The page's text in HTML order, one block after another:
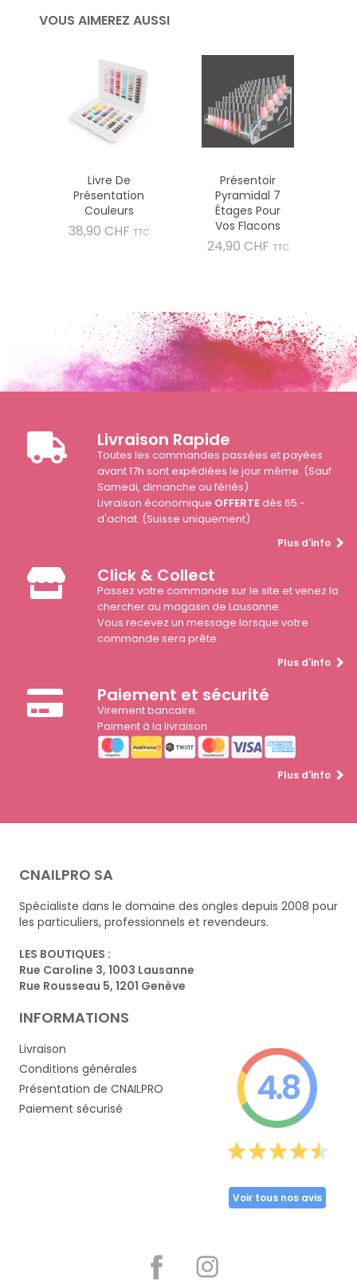
VOUS AIMEREZ AUSSI
Livre De
Présentation
Couleurs
38,90 CHF Prix
TTC
Présentoir
Pyramidal 7
Étages Pour
Vos Flacons
24,90 CHF Prix
TTC
Livraison Rapide
Toutes les commandes passées et payées
avant 17h sont expédiées le jour même. (Sauf
Samedi, dimanche ou fériés)
Livraison économique OFFERTEdès 65.-
d'achat. (Suisse uniquement)
Plus d'info
Click & Collect
Passez votre commande sur le site et venez la
chercher au magasin de Lausanne.
Vous recevez un message lorsque votre
commande sera prête.
Plus d'info
Paiement et sécurité
Virement bancaire.
Paiment à la livraison
Plus d'info
CNAILPRO SA
Spécialiste dans le domaine des ongles depuis 2008 pour
les particuliers, professionnels et revendeurs.
LES BOUTIQUES :
Rue Caroline 3, 1003 Lausanne
Rue Rousseau 5, 1201 Genève
INFORMATIONS
Livraison
Conditions générales
Présentation de CNAILPRO
Paiement sécurisé
4.8
Voir tous nos avis